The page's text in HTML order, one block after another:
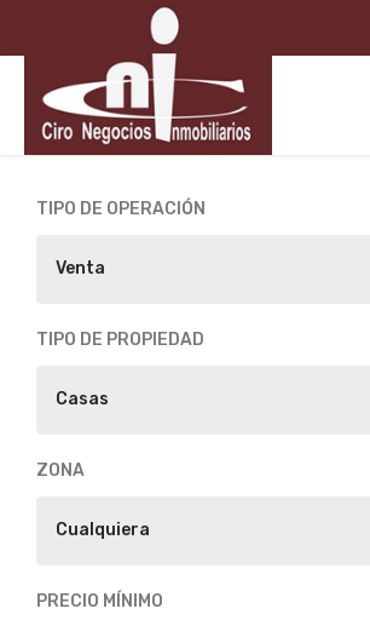
Leaflet| Map data ©OpenStreetMap
TIPO DE OPERACIÓN
TIPO DE PROPIEDAD
ZONA
PRECIO MÍNIMO